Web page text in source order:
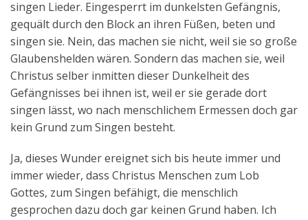
singen Lieder. Eingesperrt im dunkelsten Gefängnis,
gequält durch den Block an ihren Füßen, beten und
singen sie. Nein, das machen sie nicht, weil sie so große
Glaubenshelden wären. Sondern das machen sie, weil
Christus selber inmitten dieser Dunkelheit des
Gefängnisses bei ihnen ist, weil er sie gerade dort
singen lässt, wo nach menschlichem Ermessen doch gar
kein Grund zum Singen besteht.
Ja, dieses Wunder ereignet sich bis heute immer und
immer wieder, dass Christus Menschen zum Lob
Gottes, zum Singen befähigt, die menschlich
gesprochen dazu doch gar keinen Grund haben. Ich